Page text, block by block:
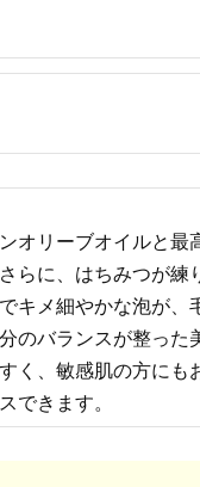
新】ふるさと納
電・コスメ・ス
比較
オリーブオイルと最
らに、はちみつが練
キメ細やかな泡が
のバランスが整っ
く、敏感肌の方に
できます。